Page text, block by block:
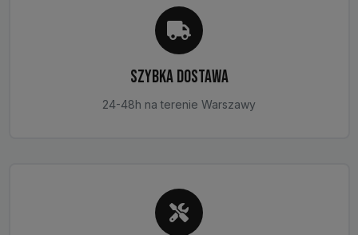
SZYBKA DOSTAWA
24-48h na terenie Warszawy